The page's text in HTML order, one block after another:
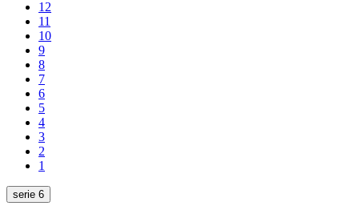
12
11
10
9
8
7
6
5
4
3
2
1
serie 6